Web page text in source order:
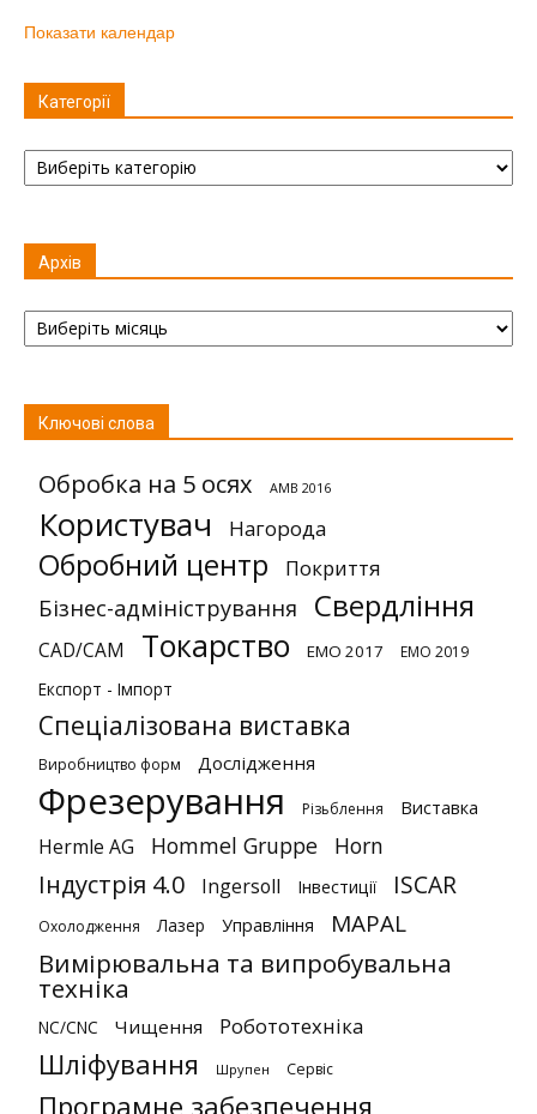
Показати календар
Категорії
Категорії
Архів
Архів
Ключові слова
Обробка на 5 осях AMB 2016
Користувач Нагорода
Обробний центр Покриття
Бізнес-адміністрування Свердління
CAD/CAM Токарство EMO 2017 EMO 2019
Експорт - Імпорт
Спеціалізована виставка
Виробництво форм Дослідження
Фрезерування Різьблення Виставка
Hermle AG Hommel Gruppe Horn
Індустрія 4.0 Ingersoll Інвестиції ISCAR
Охолодження Лазер Управління MAPAL
Вимірювальна та випробувальна
техніка
NC/CNC Чищення Робототехніка
Шліфування Шрупен Сервіс
Програмне забезпечення